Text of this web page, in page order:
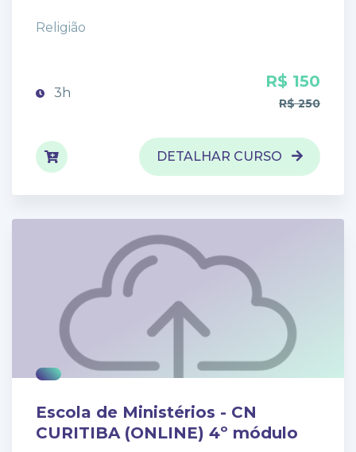
Religião
3h
R$ 150
R$ 250
DETALHAR CURSO
Escola de Ministérios - CN
CURITIBA (ONLINE) 4º módulo